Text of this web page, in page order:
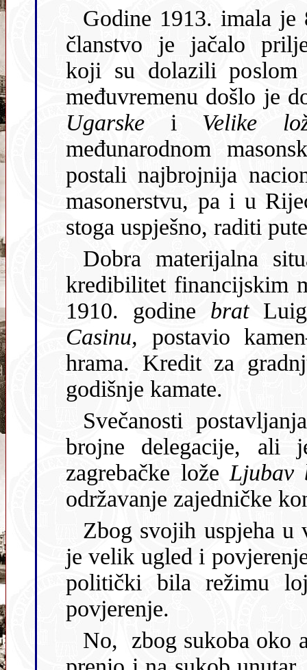
Godine 1913. imala je
članstvo je jačalo priljevom Židova
koji su dolazili
Ugarske i Velike
međunarodnom
postali najbrojnija nacionalna i vjerska skupina u ugarskom
masonerstvu, pa i u Rijeci, unutar koje su mogli slobodno, i
Dobra materijalna
kredibilitet financijskim
1910. godine bratLuigi
Casinu, postavio kamen–temeljac za podizanje masonskog
hrama. Kredit za gradnju iznosio je
godišnje kamate.
Svečanosti
brojne delegacije, ali
zagrebačke lože Ljubav
Zbog svojih uspjeha u
je velik ugled i
politički bila režimu lojalna, te je tako imala i političko
povjerenje.
No, zbog sukoba oko